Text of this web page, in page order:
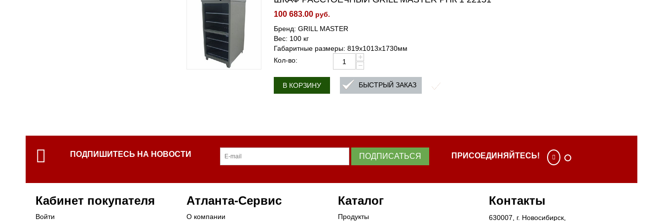
Шкафы тепловые
100 683.00 руб.
Бренд: GRILL MASTER
Вес: 100 кг
Габаритные размеры: 819х1013х1730мм
Кол-во:
+
−
В КОРЗИНУ БЫСТРЫЙ ЗАКАЗ
ПОДПИШИТЕСЬ НА НОВОСТИ ПОДПИСАТЬСЯ ПРИСОЕДИНЯЙТЕСЬ!
Кабинет покупателя
Войти
Атланта-Сервис
О компании
Каталог
Продукты
Контакты
630007 , г. Новосибирск